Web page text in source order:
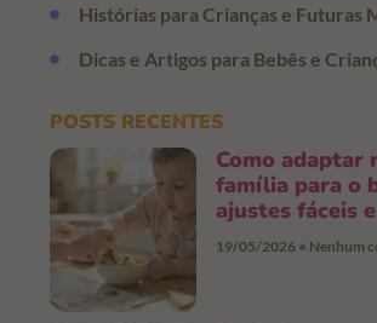
Histórias para Crianças e Futuras
Dicas e Artigos para Bebês e
POSTS RECENTES
Como adaptar
família para o
ajustes fáceis
19/05/2026 Nenhum